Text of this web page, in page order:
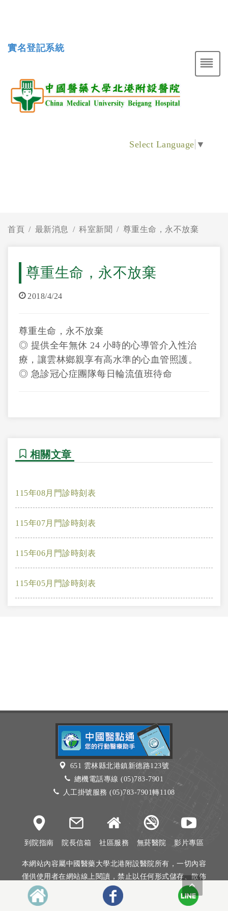
實名登記系統
Select Language ▼
首頁 最新消息 科室新聞 尊重生命，永不放棄
尊重生命，永不放棄
2018/4/24
尊重生命，永不放棄
◎ 提供全年無休 24 小時的心導管介入性治
療，讓雲林鄉親享有高水準的心血管照護。
◎ 急診冠心症團隊每日輪流值班待命
相關文章
115年08月門診時刻表
115年07月門診時刻表
115年06月門診時刻表
115年05月門診時刻表
651 雲林縣北港鎮新德路123號
總機電話專線 (05)783-7901
人工掛號服務 (05)783-7901轉1108
到院指南 院長信箱 社區服務 無菸醫院 影片專區
本網站內容屬中國醫藥大學北港附設醫院所有，一切內容
僅供使用者在網站線上閱讀，禁止以任何形式儲存、散佈
或重製部分或全部內容
本網站建議以Internet Explorer 10以上、Firefox或Google